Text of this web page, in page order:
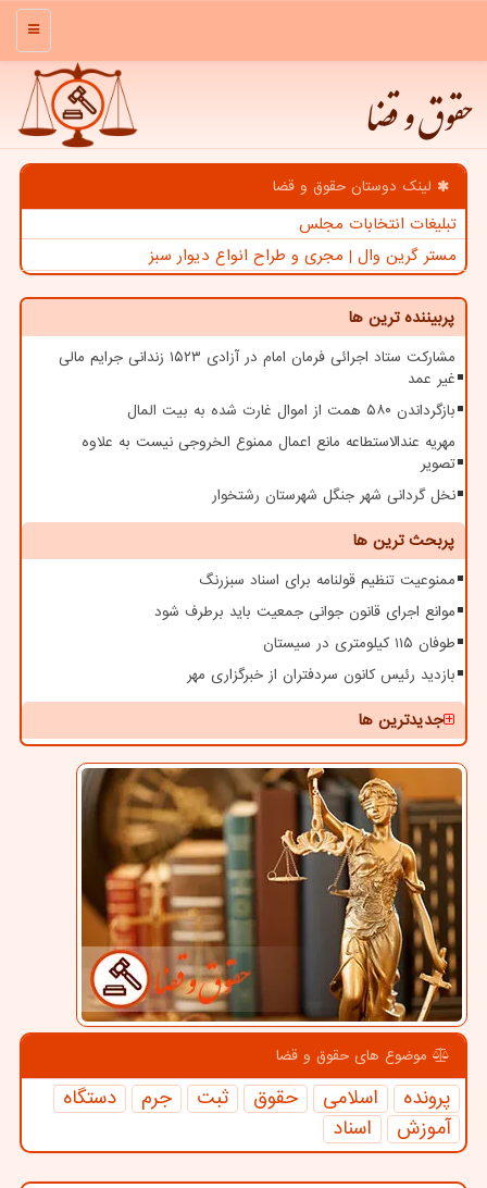
منو
حقوق و قضا
لینک دوستان حقوق و قضا
تبلیغات انتخابات مجلس
مستر گرین وال | مجری و طراح انواع دیوار سبز
پربیننده ترین ها
مشارکت ستاد اجرائی فرمان امام در آزادی ۱۵۲۳ زندانی جرایم مالی
غیر عمد
بازگرداندن ۵۸۰ همت از اموال غارت شده به بیت المال
مهریه عندالاستطاعه مانع اعمال ممنوع الخروجی نیست به علاوه
تصویر
نخل گردانی شهر جنگل شهرستان رشتخوار
پربحث ترین ها
ممنوعیت تنظیم قولنامه برای اسناد سبزرنگ
موانع اجرای قانون جوانی جمعیت باید برطرف شود
طوفان ۱۱۵ کیلومتری در سیستان
بازدید رئیس کانون سردفتران از خبرگزاری مهر
جدیدترین ها
موضوع های حقوق و قضا
پرونده اسلامی حقوق ثبت جرم
دستگاه
آموزش
اسناد